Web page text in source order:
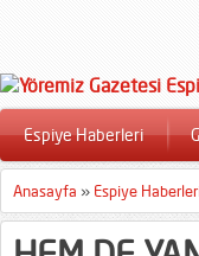
Espiye Haberleri
Anasayfa » Espiye